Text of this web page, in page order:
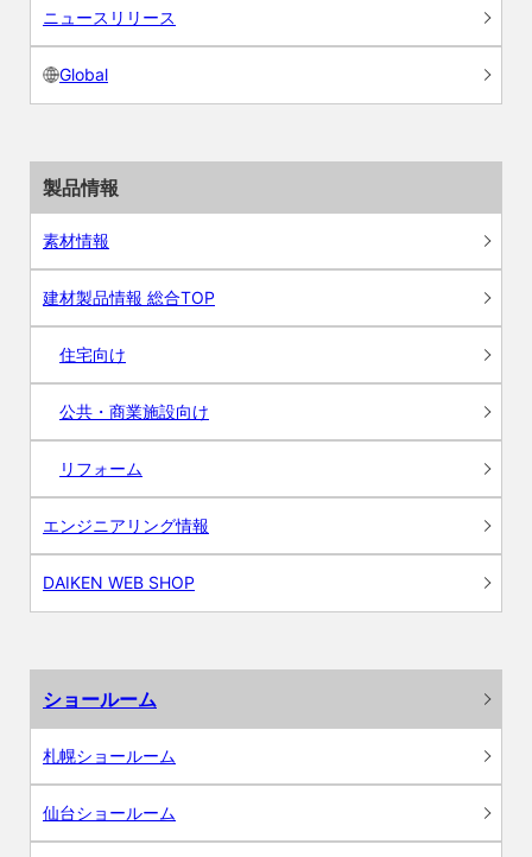
ニュースリリース
Global
製品情報
素材情報
建材製品情報 総合TOP
住宅向け
公共・商業施設向け
リフォーム
エンジニアリング情報
DAIKEN WEB SHOP
ショールーム
札幌ショールーム
仙台ショールーム